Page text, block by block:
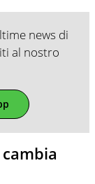
news di
al nostro